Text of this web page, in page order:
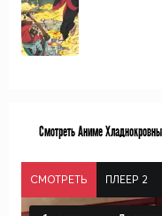
Смотреть Аниме
СМОТРЕТЬ ПЛЕЕР 2